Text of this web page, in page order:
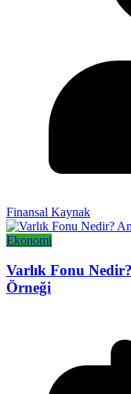
Finansal Kaynak
Ekonomi
Varlık Fonu
Örneği